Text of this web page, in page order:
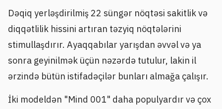
Dəqiq yerləşdirilmiş 22 süngər nöqtəsi sakitlik və
diqqətlilik hissini artıran təzyiq nöqtələrini
stimullaşdırır. Ayaqqabılar yarışdan əvvəl və ya
sonra geyinilmək üçün nəzərdə tutulur, lakin il
ərzində bütün istifadəçilər bunları almağa çalışır.
İki modeldən "Mind 001" daha populyardır və çox